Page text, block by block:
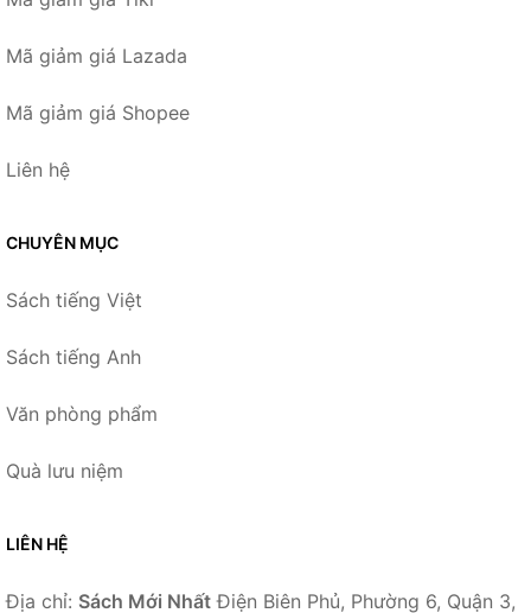
Mã giảm giá Lazada
Mã giảm giá Shopee
Liên hệ
CHUYÊN MỤC
Sách tiếng Việt
Sách tiếng Anh
Văn phòng phẩm
Quà lưu niệm
LIÊN HỆ
Địa chỉ: Sách Mới Nhất Điện Biên Phủ, Phường 6, Quận 3,